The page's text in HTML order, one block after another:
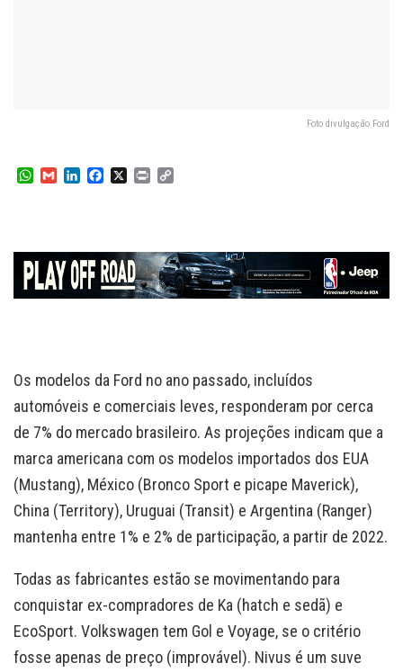
Foto divulgação Ford
W
A
p
p
d
I
n
o
o
k
i
n
k
Os modelos da Ford no ano passado, incluídos
automóveis e comerciais leves, responderam por cerca
de 7% do mercado brasileiro. As projeções indicam que a
marca americana com os modelos importados dos EUA
(Mustang), México (Bronco Sport e picape Maverick),
China (Territory), Uruguai (Transit) e Argentina (Ranger)
mantenha entre 1% e 2% de participação, a partir de 2022.
Todas as fabricantes estão se movimentando para
conquistar ex-compradores de Ka (hatch e sedã) e
EcoSport. Volkswagen tem Gol e Voyage, se o critério
fosse apenas de preço (improvável). Nivus é um suve